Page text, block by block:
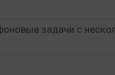
задачи с